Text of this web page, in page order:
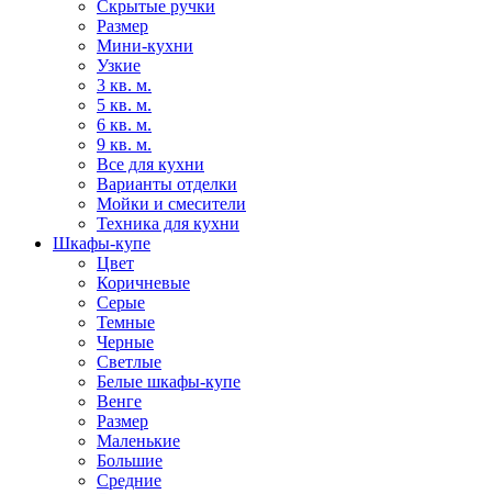
Скрытые ручки
Размер
Мини-кухни
Узкие
3 кв. м.
5 кв. м.
6 кв. м.
9 кв. м.
Все для кухни
Варианты отделки
Мойки и смесители
Техника для кухни
Шкафы-купе
Цвет
Коричневые
Серые
Темные
Черные
Светлые
Белые шкафы-купе
Венге
Размер
Маленькие
Большие
Средние